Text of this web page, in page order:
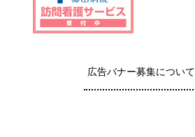
広告バナー募集について